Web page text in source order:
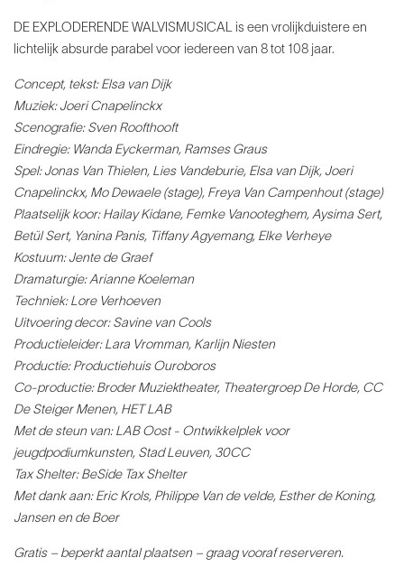
DE EXPLODERENDE WALVISMUSICAL is een vrolijkduistere en
lichtelijk absurde parabel voor iedereen van 8 tot 108 jaar.
Concept, tekst: Elsa van Dijk
Muziek: Joeri Cnapelinckx
Scenografie: Sven Roofthooft
Eindregie: Wanda Eyckerman, Ramses Graus
Spel: Jonas Van Thielen, Lies Vandeburie, Elsa van Dijk, Joeri
Cnapelinckx, Mo Dewaele (stage), Freya Van Campenhout (stage)
Plaatselijk koor: Hailay Kidane, Femke Vanooteghem, Aysima Sert,
Betül Sert, Yanina Panis, Tiffany Agyemang, Elke Verheye
Kostuum: Jente de Graef
Dramaturgie: Arianne Koeleman
Techniek: Lore Verhoeven
Uitvoering decor: Savine van Cools
Productieleider: Lara Vromman, Karlijn Niesten
Productie: Productiehuis Ouroboros
Co-productie: Broder Muziektheater, Theatergroep De Horde, CC
De Steiger Menen, HET LAB
Met de steun van: LAB Oost - Ontwikkelplek voor
jeugdpodiumkunsten, Stad Leuven, 30CC
Tax Shelter: BeSide Tax Shelter
Met dank aan: Eric Krols, Philippe Van de velde, Esther de Koning,
Jansen en de Boer
Gratis – beperkt aantal plaatsen – graag vooraf reserveren.